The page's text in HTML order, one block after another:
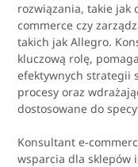
rozwiązania, takie jak
commerce czy
takich jak Allegro.
kluczową rolę,
efektywnych strategii
procesy oraz
dostosowane do
Konsultant e-
wsparcia dla sklepów